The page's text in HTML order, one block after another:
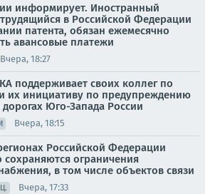
информирует. Иностранный
в Российской Федерации
патента, обязан ежемесячно
авансовые платежи
Вчера, 18:27
поддерживает своих коллег по
их инициативу по предупреждению
Юго-Запада России
Вчера, 18:15
Российской Федерации
сохраняются ограничения
в том числе объектов связи
Вчера, 17:33